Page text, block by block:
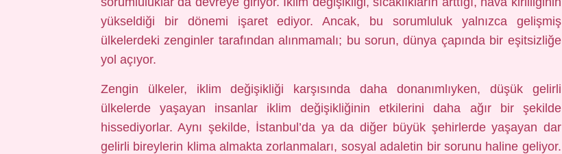
yükseldiği bir dönemi işaret ediyor. Ancak, bu sorumluluk yalnızca gelişmiş
ülkelerdeki zenginler tarafından alınmamalı; bu sorun, dünya çapında bir eşitsizliğe
yol açıyor.
Zengin ülkeler, iklim değişikliği karşısında daha donanımlıyken, düşük gelirli
ülkelerde yaşayan insanlar iklim değişikliğinin etkilerini daha ağır bir şekilde
hissediyorlar. Aynı şekilde, İstanbul’da ya da diğer büyük şehirlerde yaşayan dar
gelirli bireylerin klima almakta zorlanmaları, sosyal adaletin bir sorunu haline geliyor.